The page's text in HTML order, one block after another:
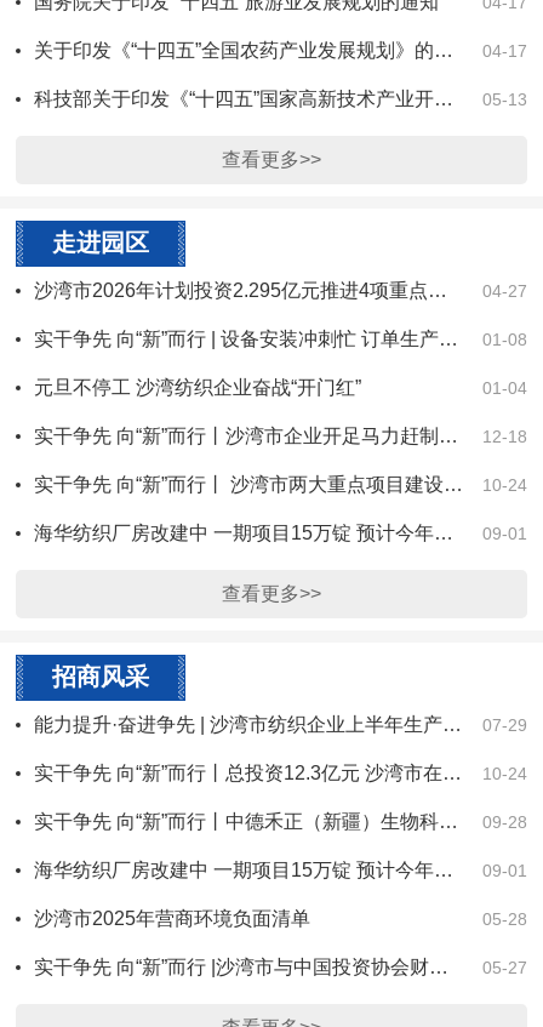
04-17
关于印发《“十四五”全国农药产业发展规划》的通知
05-13
科技部关于印发《“十四五”国家高新技术产业开发区发展规划》的通知
查看更多>>
走进园区
04-27
沙湾市2026年计划投资2.295亿元推进4项重点工程
01-08
实干争先 向“新”而行 | 设备安装冲刺忙 订单生产势头旺
01-04
元旦不停工 沙湾纺织企业奋战“开门红”
12-18
实干争先 向“新”而行丨沙湾市企业开足马力赶制订单保春耕
10-24
实干争先 向“新”而行丨 沙湾市两大重点项目建设全速推进
09-01
海华纺织厂房改建中 一期项目15万锭 预计今年10月份试生产
查看更多>>
招商风采
07-29
能力提升·奋进争先 | 沙湾市纺织企业上半年生产平稳有序
10-24
实干争先 向“新”而行丨总投资12.3亿元 沙湾市在2025新疆·塔城巴克图论坛签约三个重点项目
09-28
实干争先 向“新”而行丨中德禾正（新疆）生物科技有限公司在沙湾正式投产
09-01
海华纺织厂房改建中 一期项目15万锭 预计今年10月份试生产
05-28
沙湾市2025年营商环境负面清单
05-27
实干争先 向“新”而行 |沙湾市与中国投资协会财税与投资发展中心共同举办产业投资及金融招商对接线上会议